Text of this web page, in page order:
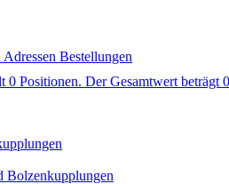
Adressen Bestellungen
0 Positionen. Der Gesamtwert beträgt
Bolzenkupplungen